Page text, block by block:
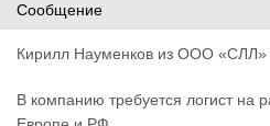
Сообщение
Кирилл Науменков из ООО «СЛЛ»
В компанию требуется логист на